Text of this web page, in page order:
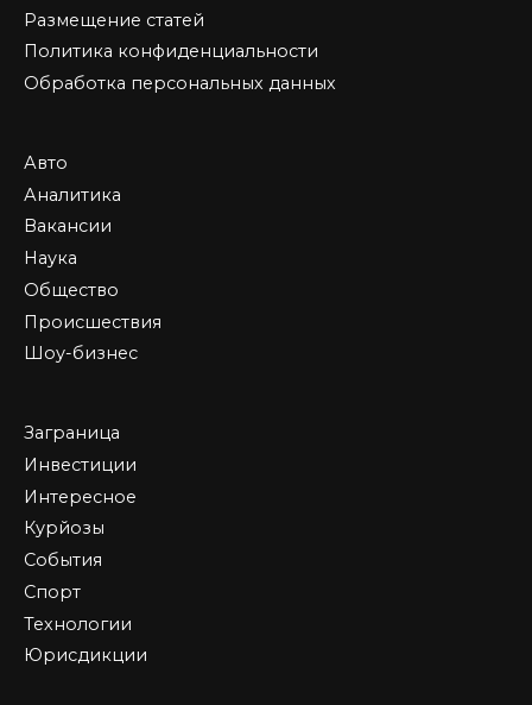
Размещение статей
Политика конфиденциальности
Обработка персональных данных
Авто
Аналитика
Вакансии
Наука
Общество
Происшествия
Шоу-бизнес
Заграница
Инвестиции
Интересное
Курйозы
События
Спорт
Технологии
Юрисдикции